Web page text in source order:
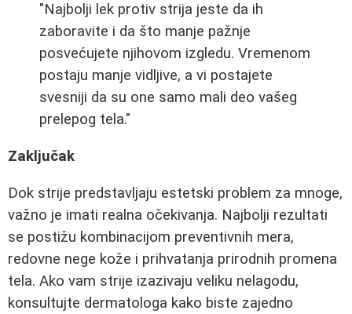
"Najbolji lek protiv strija jeste da ih
zaboravite i da što manje pažnje
posvećujete njihovom izgledu. Vremenom
postaju manje vidljive, a vi postajete
svesniji da su one samo mali deo vašeg
prelepog tela."
Zaključak
Dok strije predstavljaju estetski problem za mnoge,
važno je imati realna očekivanja. Najbolji rezultati
se postižu kombinacijom preventivnih mera,
redovne nege kože i prihvatanja prirodnih promena
tela. Ako vam strije izazivaju veliku nelagodu,
konsultujte dermatologa kako biste zajedno